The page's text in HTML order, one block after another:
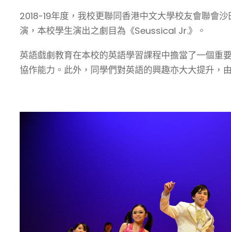
2018-19年度，我校更聯同香港中文大學校友會聯會
演，本校學生演出之劇目為《Seussical Jr.》。
英語戲劇教育在本校的英語學習課程中擔當了一個重
協作能力。此外，同學們對英語的興趣亦大大提升，